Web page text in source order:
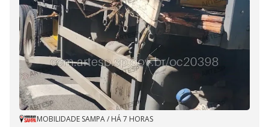
MOBILIDADE SAMPA/ HÁ 7 HORAS